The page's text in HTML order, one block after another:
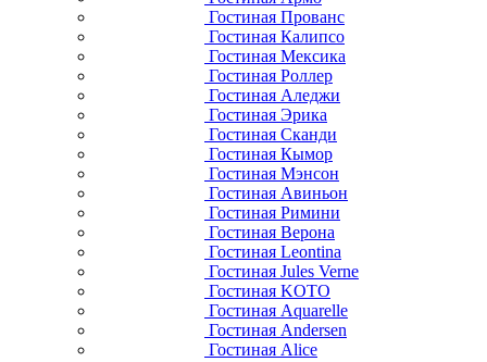
Гостиная Прованс
Гостиная Калипсо
Гостиная Мексика
Гостиная Роллер
Гостиная Аледжи
Гостиная Эрика
Гостиная Сканди
Гостиная Кымор
Гостиная Мэнсон
Гостиная Авиньон
Гостиная Римини
Гостиная Верона
Гостиная Leontina
Гостиная Jules Verne
Гостиная KOTO
Гостиная Aquarelle
Гостиная Andersen
Гостиная Alice